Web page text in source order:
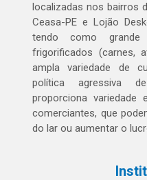
localizadas nos bairros
Ceasa-PE e Lojão
tendo como
frigorificados (carnes,
ampla variedade de
política agressiva
proporciona
comerciantes, que
do lar ou aumentar o